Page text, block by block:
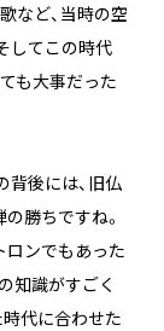
など、当時の空
してこの時代
も大事だった
後には、旧仏
勝ちですね。
ロンでもあった
知識がすごく
代に合わせた